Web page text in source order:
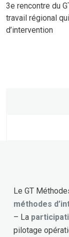
3e rencontre du
travail régional
d’intervention
Le GT
méthodes
– La
pilotage